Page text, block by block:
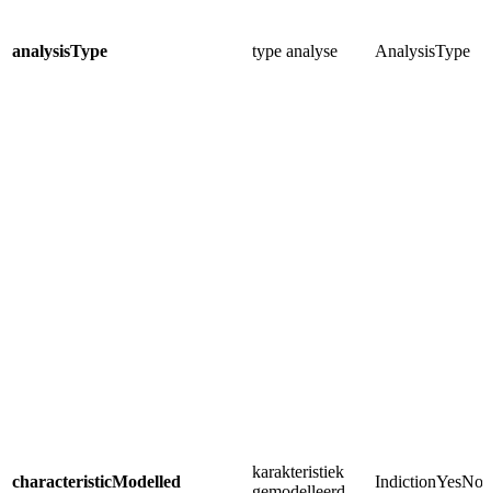
analysisType type analyse AnalysisType
characteristicModelled
karakteristiek
IndictionYesNo